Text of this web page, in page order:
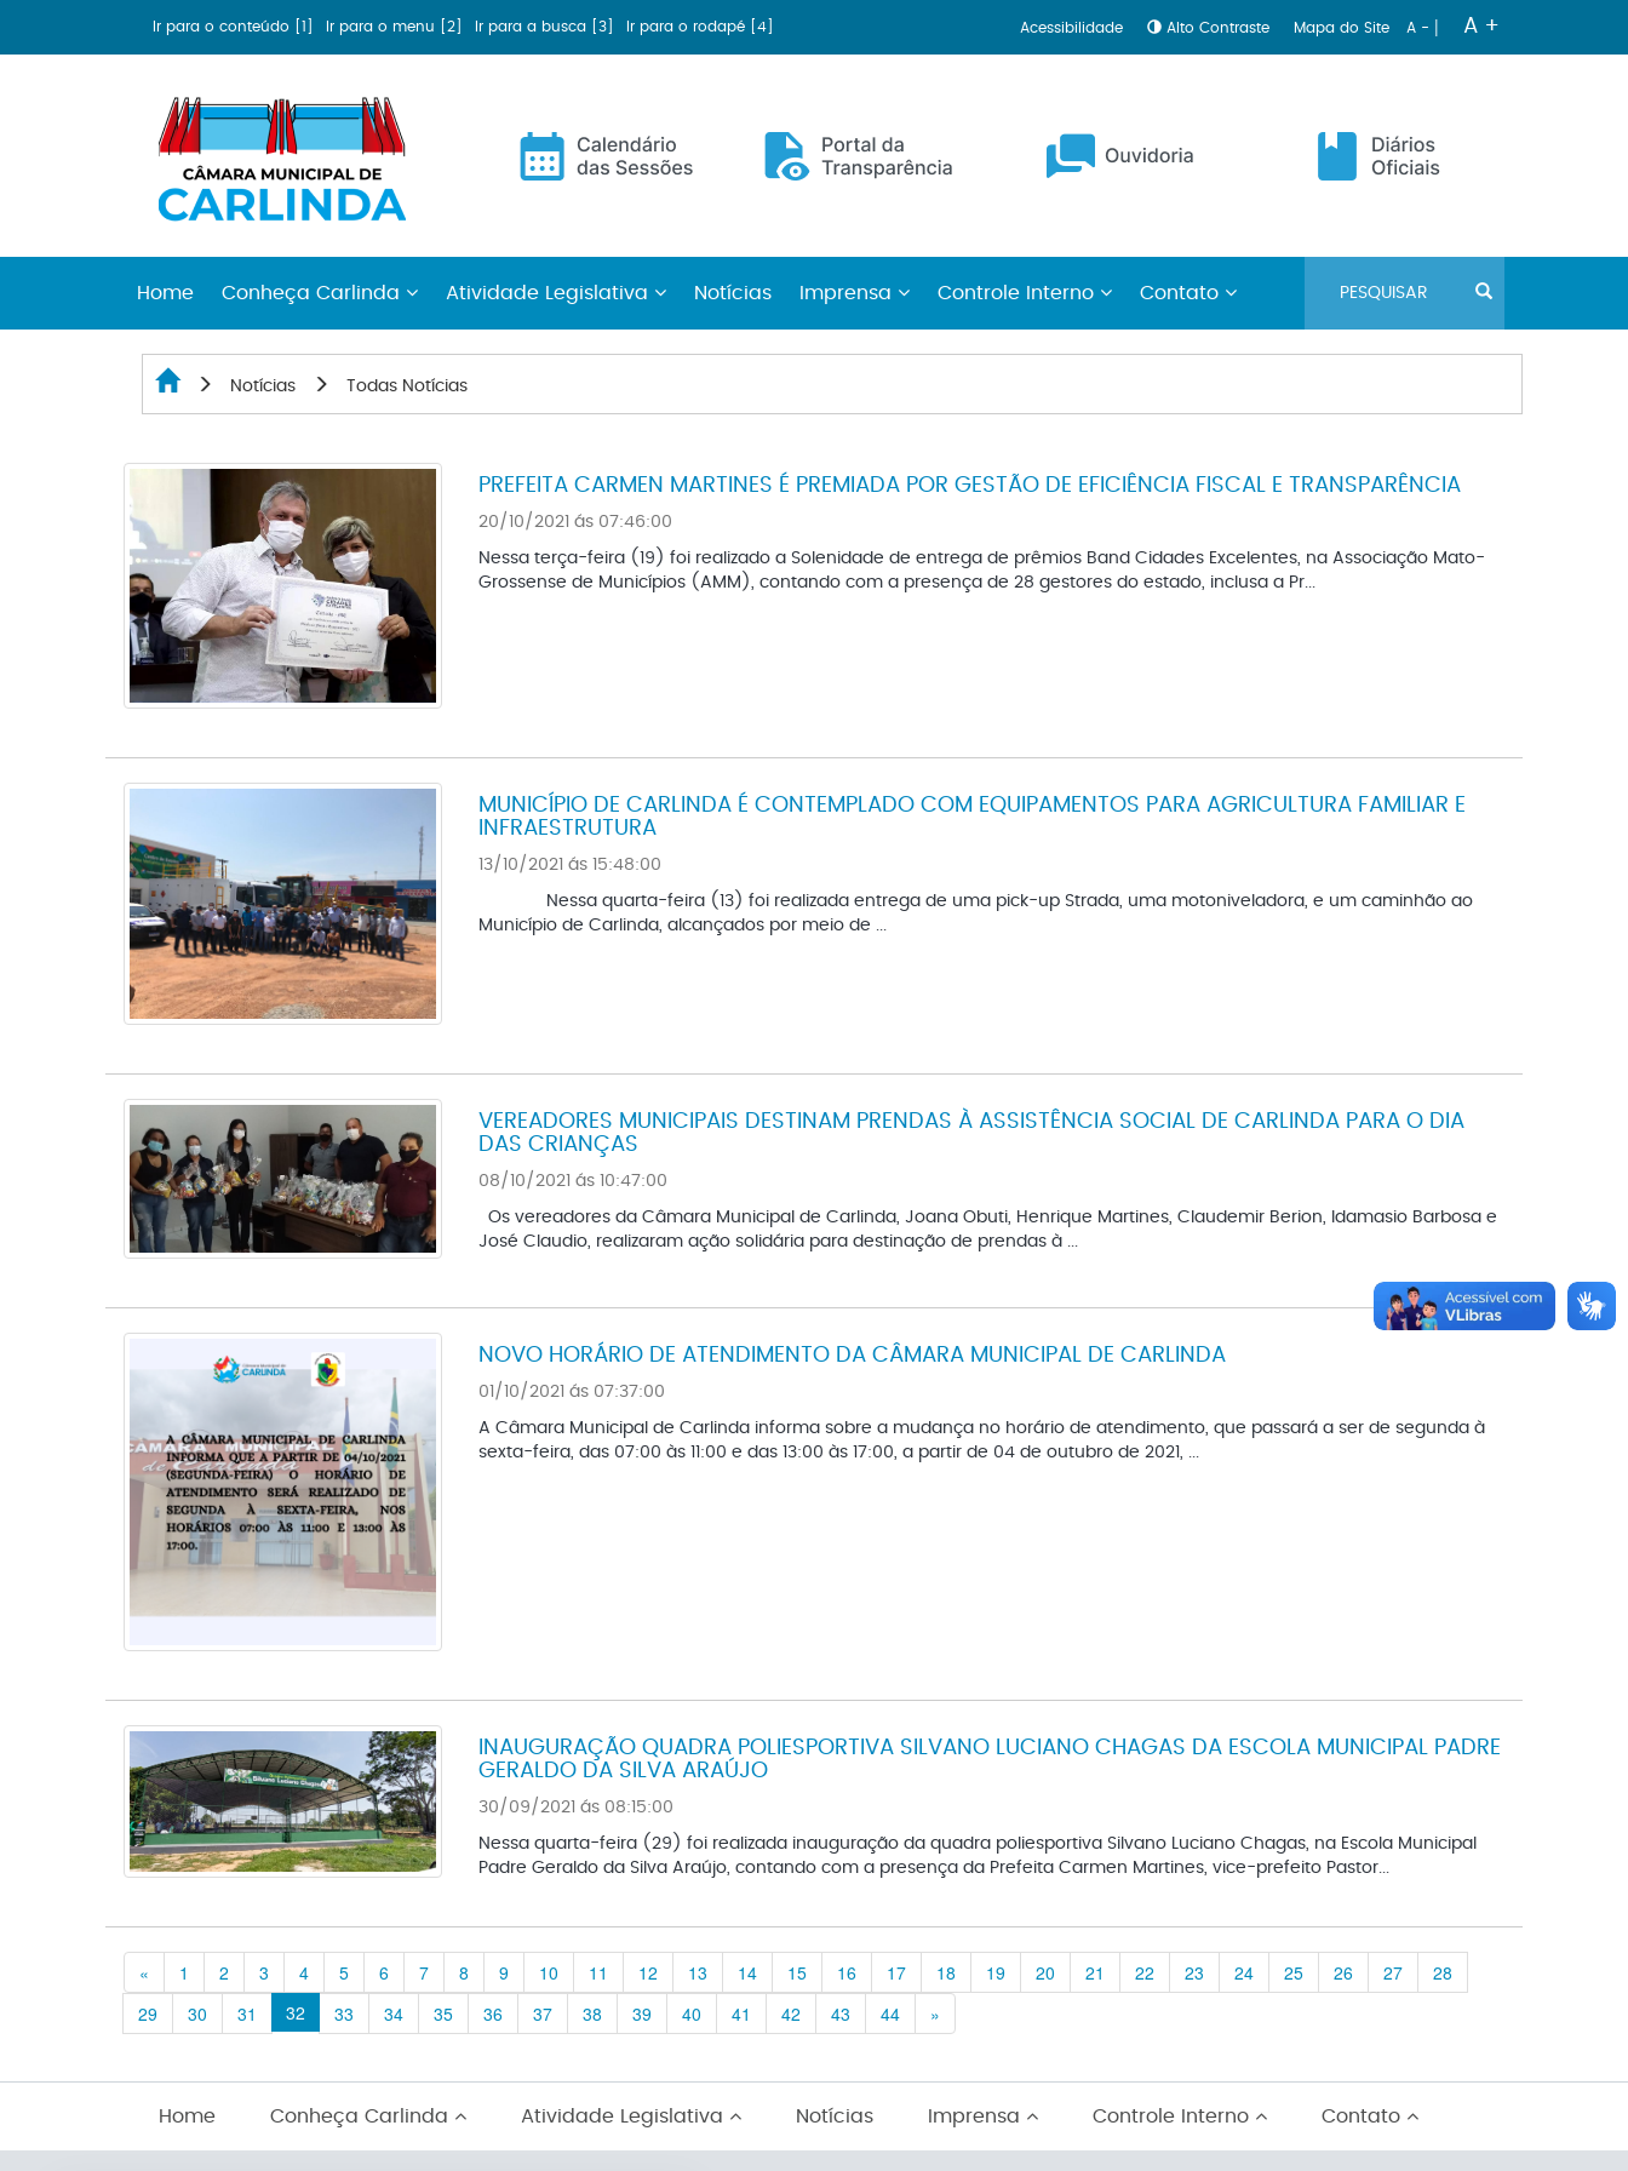
Ir para o conteúdo [1] Ir para o menu [2] Ir para a busca [3] Ir para o rodapé [4] Acessibilidade Alto Contraste Mapa do Site A - | A +
Home Conheça Carlinda Atividade Legislativa Notícias Imprensa Controle Interno Contato
Notícias Todas Notícias
PREFEITA CARMEN MARTINES É PREMIADA POR GESTÃO DE EFICIÊNCIA FISCAL E TRANSPARÊNCIA
20/10/2021 ás 07:46:00
Nessa terça-feira (19) foi realizado a Solenidade de entrega de prêmios Band Cidades Excelentes, na Associação Mato-
Grossense de Municípios (AMM), contando com a presença de 28 gestores do estado, inclusa a Pr...
MUNICÍPIO DE CARLINDA É CONTEMPLADO COM EQUIPAMENTOS PARA AGRICULTURA FAMILIAR E
INFRAESTRUTURA
13/10/2021 ás 15:48:00
Nessa quarta-feira (13) foi realizada entrega de uma pick-up Strada, uma motoniveladora, e um caminhão ao
Município de Carlinda, alcançados por meio de ...
VEREADORES MUNICIPAIS DESTINAM PRENDAS À ASSISTÊNCIA SOCIAL DE CARLINDA PARA O DIA
DAS CRIANÇAS
08/10/2021 ás 10:47:00
Os vereadores da Câmara Municipal de Carlinda, Joana Obuti, Henrique Martines, Claudemir Berion, Idamasio Barbosa e
José Claudio, realizaram ação solidária para destinação de prendas à ...
NOVO HORÁRIO DE ATENDIMENTO DA CÂMARA MUNICIPAL DE CARLINDA
01/10/2021 ás 07:37:00
A Câmara Municipal de Carlinda informa sobre a mudança no horário de atendimento, que passará a ser de segunda à
sexta-feira, das 07:00 às 11:00 e das 13:00 às 17:00, a partir de 04 de outubro de 2021, ...
INAUGURAÇÃO QUADRA POLIESPORTIVA SILVANO LUCIANO CHAGAS DA ESCOLA MUNICIPAL PADRE
GERALDO DA SILVA ARAÚJO
30/09/2021 ás 08:15:00
Nessa quarta-feira (29) foi realizada inauguração da quadra poliesportiva Silvano Luciano Chagas, na Escola Municipal
Padre Geraldo da Silva Araújo, contando com a presença da Prefeita Carmen Martines, vice-prefeito Pastor...
« Previous
1 2 3 4 5 6 7 8 9 10 11 12 13 14 15 16 17 18 19 20 21 22 23 24 25 26 27
28
29
30 31 32 33 34 35 36 37 38 39 40 41 42 43 44 »
Home Conheça Carlinda Atividade Legislativa Notícias Imprensa Controle Interno Contato